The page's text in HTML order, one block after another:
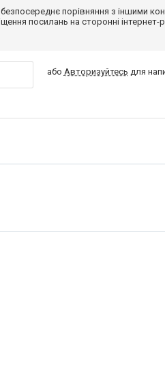
порівняння з іншими
посилань на сторонні
або Авторизуйтесь для